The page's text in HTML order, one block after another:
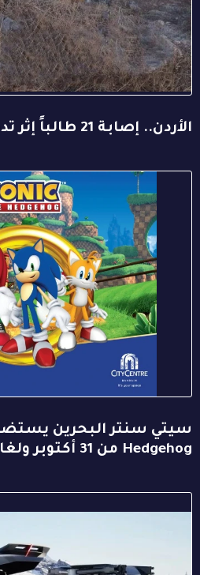
الأردن.. إصابة 21 طالباً إثر تدهور حافلة مدرسية
Hedgehog من 31 أكتوبر ولغاية 9 نوفمبر